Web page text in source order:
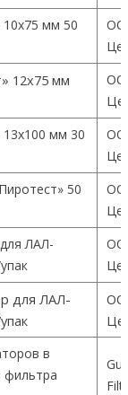
мм 50
12х75 мм
мм 30
50
ЛАЛ-
для ЛАЛ-
в
фильтра